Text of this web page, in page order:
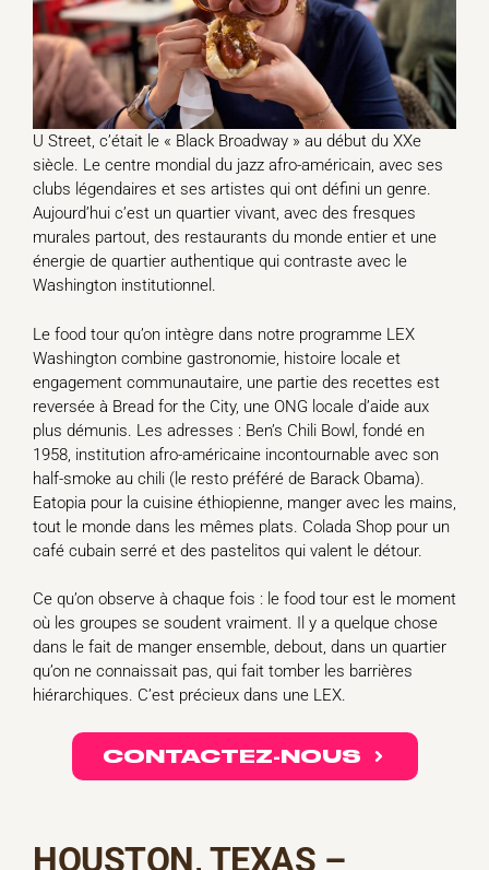
U Street, c’était le « Black Broadway » au début du XXe
siècle. Le centre mondial du jazz afro-américain, avec ses
clubs légendaires et ses artistes qui ont défini un genre.
Aujourd’hui c’est un quartier vivant, avec des fresques
murales partout, des restaurants du monde entier et une
énergie de quartier authentique qui contraste avec le
Washington institutionnel.
Le food tour qu’on intègre dans notre programme LEX
Washington combine gastronomie, histoire locale et
engagement communautaire, une partie des recettes est
reversée à Bread for the City, une ONG locale d’aide aux
plus démunis. Les adresses : Ben’s Chili Bowl, fondé en
1958, institution afro-américaine incontournable avec son
half-smoke au chili (le resto préféré de Barack Obama).
Eatopia pour la cuisine éthiopienne, manger avec les mains,
tout le monde dans les mêmes plats. Colada Shop pour un
café cubain serré et des pastelitos qui valent le détour.
Ce qu’on observe à chaque fois : le food tour est le moment
où les groupes se soudent vraiment. Il y a quelque chose
dans le fait de manger ensemble, debout, dans un quartier
qu’on ne connaissait pas, qui fait tomber les barrières
hiérarchiques. C’est précieux dans une LEX.
CONTACTEZ-NOUS
HOUSTON, TEXAS –